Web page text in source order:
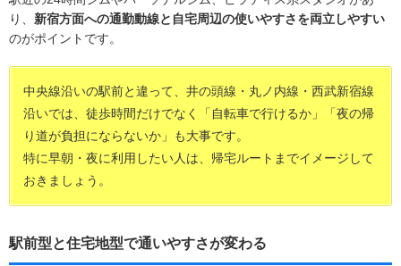
り、 新宿方面への通勤動線と自宅周辺の使いやすさを両立しやすい
のがポイントです。
中央線沿いの駅前と違って、井の頭線・丸ノ内線・西武新宿線
沿いでは、徒歩時間だけでなく「自転車で行けるか」「夜の帰
り道が負担にならないか」も大事です。
特に早朝・夜に利用したい人は、帰宅ルートまでイメージして
おきましょう。
駅前型と住宅地型で通いやすさが変わる